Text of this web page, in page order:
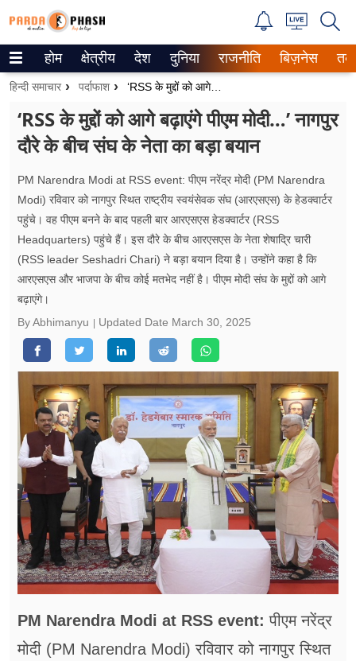
Trending on Google News
ePaper
वेब स्टोरीज
उत्तर प्रदेश
गैलरी
वीडियो
रिलेशनशिप
जीवन मंत्रा
फूड
सेहत
ब्‍यूटी
जॉब्स
शिक्षा
अन्य खबरें
होम क्षेत्रीय देश दुनिया राजनीति बिज़नेस
हिन्दी समाचार पर्दाफाश ‘RSS के मुद्दों को आगे बढ़ाएंगे पीएम मोदी…’ नागपुर दौरे के बीच संघ के नेता का बड़ा बयान
‘RSS के मुद्दों को आगे बढ़ाएंगे पीएम मोदी…’ नागपुर
दौरे के बीच संघ के नेता का बड़ा बयान
PM Narendra Modi at RSS event: पीएम नरेंद्र मोदी (PM Narendra
Modi) रविवार को नागपुर स्थित राष्ट्रीय स्वयंसेवक संघ (आरएसएस) के हेडक्वार्टर
पहुंचे। वह पीएम बनने के बाद पहली बार आरएसएस हेडक्वार्टर (RSS
Headquarters) पहुंचे हैं। इस दौरे के बीच आरएसएस के नेता शेषाद्रि चारी
(RSS leader Seshadri Chari) ने बड़ा बयान दिया है। उन्होंने कहा है कि
आरएसएस और भाजपा के बीच कोई मतभेद नहीं है। पीएम मोदी संघ के मुद्दों को आगे
बढ़ाएंगे।
By Abhimanyu
Updated Date March 30, 2025
PM Narendra Modi at RSS event: पीएम नरेंद्र
मोदी (PM Narendra Modi) रविवार को नागपुर स्थित